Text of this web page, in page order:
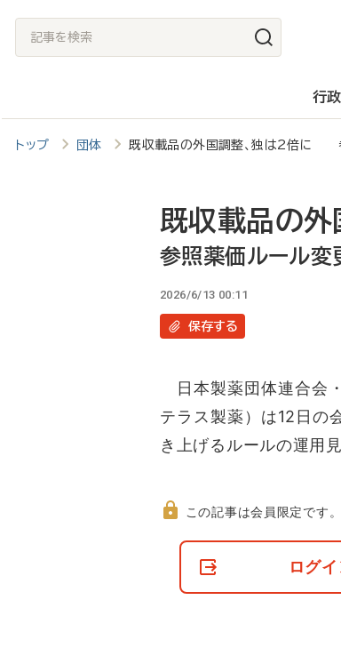
記
事
検
索
行
トップ 団体 既収載品の外国調整、独は2倍に
既収載品の
参照薬価ルール変
2026/6/13 00:11
保存する
日本製薬団体連合会
テラス製薬）は12日の
き上げるルールの運用
この記事は会員限定です
ログ